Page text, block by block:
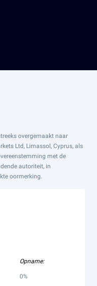
overgemaakt naar
Ltd, Limassol, Cyprus, als
met de
autoriteit, in
oormerking.
Opname:
0%